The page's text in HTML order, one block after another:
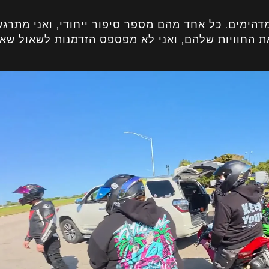
כל אחד מהם מספר סיפור ייחודי, ואני
החוויות שלהם, ואני לא מפספס הזדמנות לשאול